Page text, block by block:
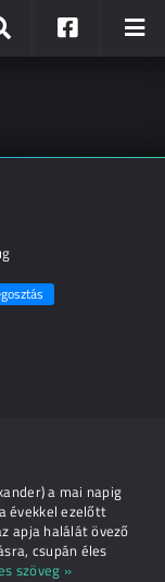
a mai napig
évekkel ezelőtt
apja halálát övező
csupán éles
szöveg »